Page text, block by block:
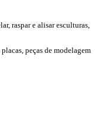
raspar e alisar esculturas,
peças de modelagem